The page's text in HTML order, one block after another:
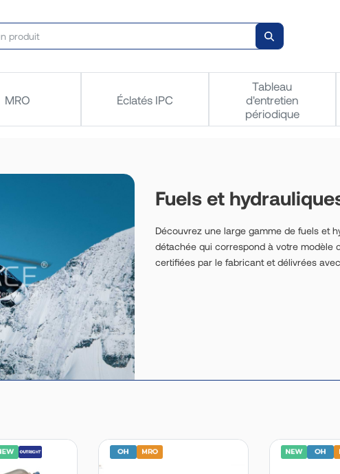
MRO Éclatés IPC
Tableau
d'entretien
périodique
Fuels et
Découvrez une large gamme de fuels et
détachée qui correspond à votre modèle
certifiées par le fabricant et délivrées